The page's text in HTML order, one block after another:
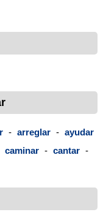
- arreglar - ayudar
caminar - cantar -